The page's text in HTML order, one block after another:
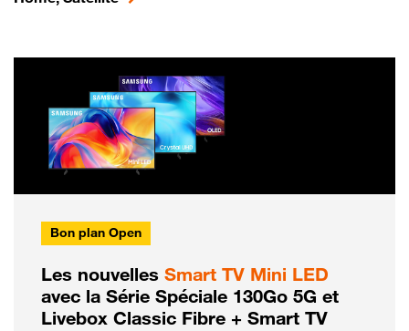
Bon plan Open
Les nouvelles Smart TV Mini LED
avec la Série Spéciale 130Go 5G et
Livebox Classic Fibre + Smart TV